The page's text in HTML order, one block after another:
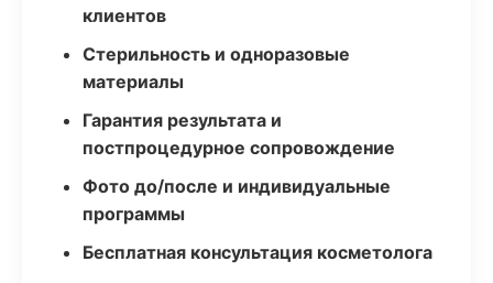
клиентов
Стерильность и одноразовые
материалы
Гарантия результата и
постпроцедурное сопровождение
Фото до/после и индивидуальные
программы
Бесплатная консультация косметолога